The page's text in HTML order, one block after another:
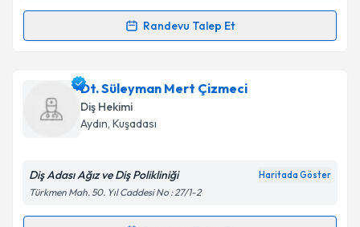
Metni'ni okudum ve kişisel verilerimin belirtilen
kapsamda işlenmesini kabul ediyorum.
Randevu Talep Et
Randevu Takvimi Talebi
Dt. Ilgın Günaliçin randevu takvimi talebi oluşturun.
Size bu uzmandan randevu almanız için bir takvim
hazırlandığında e-posta ile bilgilendireceğiz.
Dt. Süleyman Mert Çizmeci
Diş Hekimi
Aydın, Kuşadası
Diş Adası Ağız ve Diş Polikliniği Haritada Göster
Türkmen Mah. 50. Yıl Caddesi No : 27/1-2